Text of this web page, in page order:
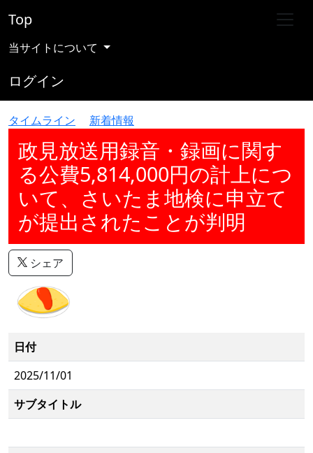
Top
当サイトについて
ログイン
タイムライン 新着情報
政見放送用録音・録画に関す
る公費5,814,000円の計上につ
いて、さいたま地検に申立て
が提出されたことが判明
シェア
日付
2025/11/01
サブタイトル